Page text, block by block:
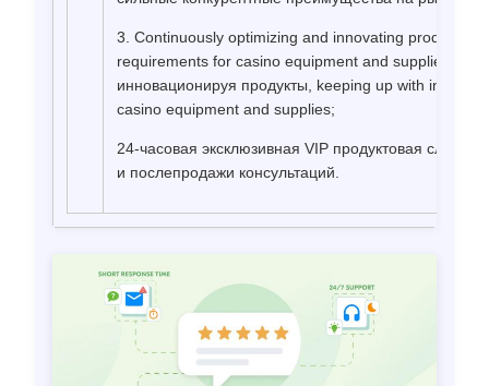
3. Continuously optimizing and innovating products,
requirements for casino equipment and supplies;.
инновационируя продукты, keeping up with
casino equipment and supplies;
24-часовая эксклюзивная VIP продуктовая
и послепродажи консультаций.